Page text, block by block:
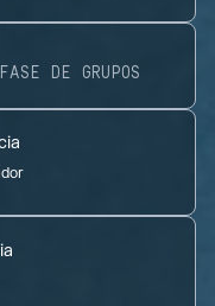
FASE DE GRUPOS